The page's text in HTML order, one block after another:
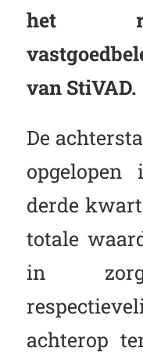
het
van StiVAD.
De
derde
totale
in
achterop